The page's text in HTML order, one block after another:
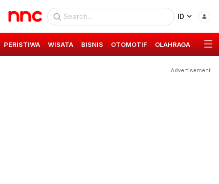
ID
PERISTIWA WISATA BISNIS OTOMOTIF OLAHRAGA GAYA
Advertisement